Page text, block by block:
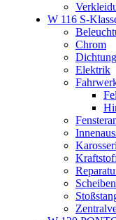
W 116 S-
Chrom
Elektrik